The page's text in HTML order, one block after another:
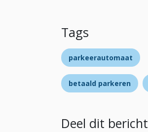
Tags
parkeerautomaat
betaald parkeren
Deel dit bericht